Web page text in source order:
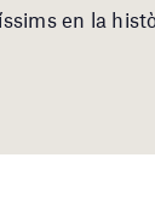
en la